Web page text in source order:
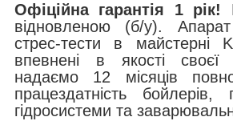
Офіційна гарантія 1 рік!
відновленою (б/у).
стрес-тести в майстерні
впевнені в якості
надаємо 12 місяців
працездатність
гідросистеми та